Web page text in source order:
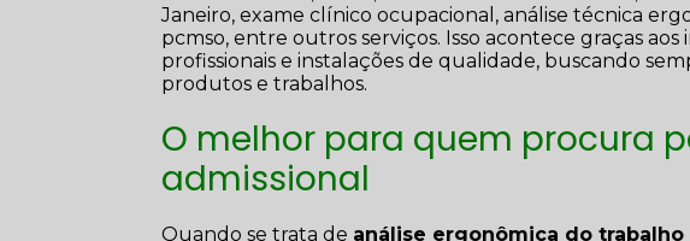
Janeiro, exame clínico ocupacional, análise técnica
pcmso, entre outros serviços. Isso acontece graças
profissionais e instalações de qualidade, buscando
produtos e trabalhos.
O melhor para quem procura
admissional
Quando se trata de análise ergonômica do